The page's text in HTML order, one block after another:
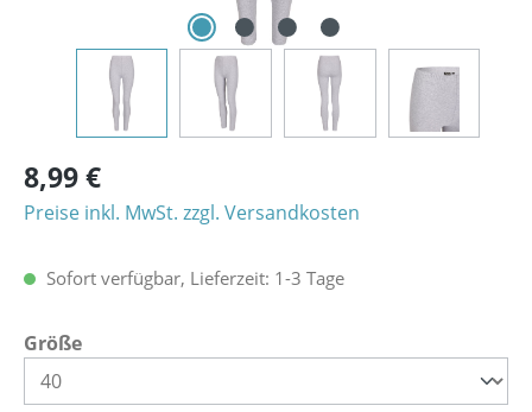
8,99 €
Preise inkl. MwSt. zzgl. Versandkosten
Sofort verfügbar, Lieferzeit: 1-3 Tage
Größeauswählen